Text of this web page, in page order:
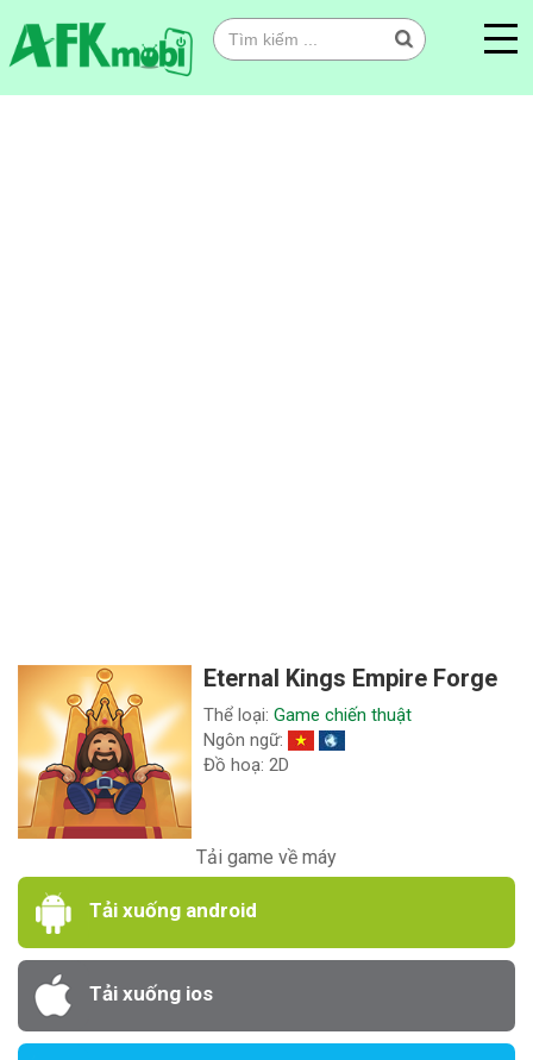
Eternal Kings Empire Forge
Thể loại:Game chiến thuật
Ngôn ngữ:
Đồ hoạ: 2D
Tải game về máy
Tải xuống android
Tải xuống ios